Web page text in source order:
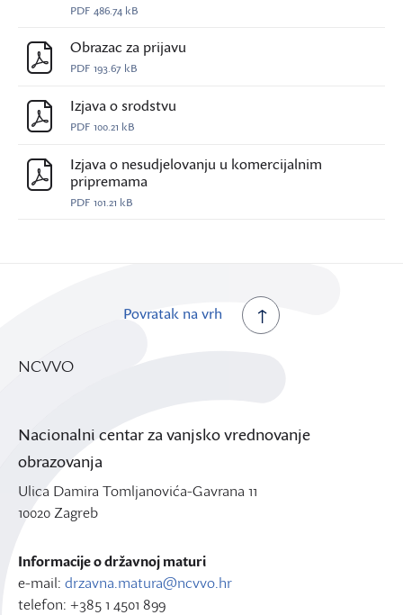
PDF 486.74 kB
Obrazac za prijavu
PDF 193.67 kB
Izjava o srodstvu
PDF 100.21 kB
Izjava o nesudjelovanju u komercijalnim
pripremama
PDF 101.21 kB
Povratak na vrh
NCVVO
Nacionalni centar za vanjsko vrednovanje
obrazovanja
Ulica Damira Tomljanovića-Gavrana 11
10020 Zagreb
Informacije o državnoj maturi
e-mail: drzavna.matura@ncvvo.hr
telefon: +385 1 4501 899